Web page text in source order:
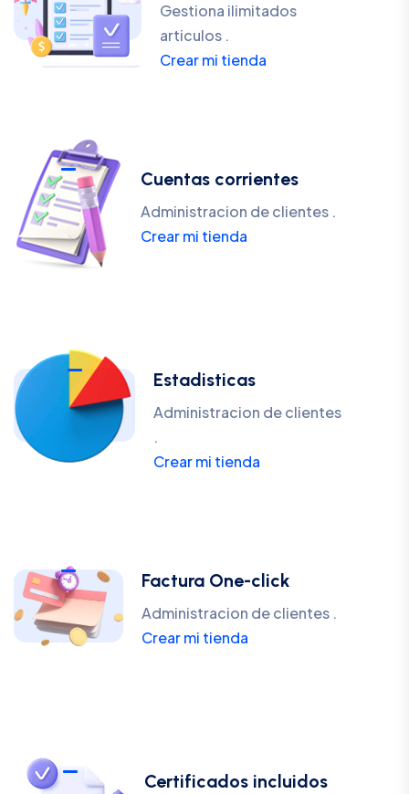
Gestiona ilimitados
articulos .
Crear mi tienda
Cuentas corrientes
Administracion de clientes .
Crear mi tienda
Estadisticas
Administracion de clientes
.
Crear mi tienda
Factura One-click
Administracion de clientes .
Crear mi tienda
Certificados incluidos